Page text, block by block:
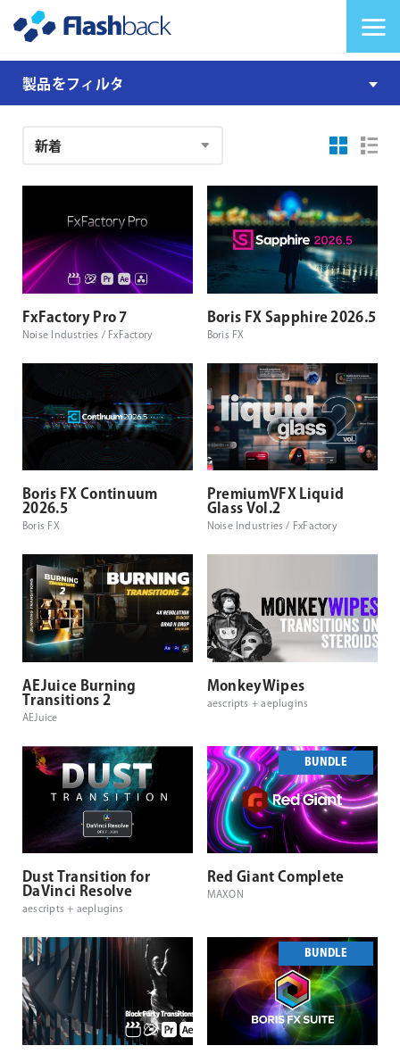
製
品
製品をフィルタ
注
文
FxFactory Pro 7
Noise Industries / FxFactory
Boris FX Sapphire 2026.5
Boris FX
Boris FX Continuum
2026.5
Boris FX
PremiumVFX Liquid
Glass Vol.2
Noise Industries / FxFactory
AEJuice Burning
Transitions 2
AEJuice
MonkeyWipes
aescripts + aeplugins
Dust Transition for
DaVinci Resolve
aescripts + aeplugins
BUNDLE
Red Giant Complete
MAXON
BUNDLE